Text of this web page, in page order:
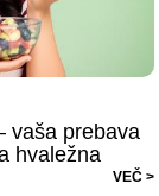
vaša prebava
hvaležna
VEČ >